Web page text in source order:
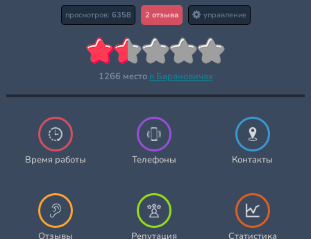
просмотров: 6358 2 отзыва управление
1266 место в Барановичах
Время работы Телефоны Контакты
Отзывы Репутация Статистика